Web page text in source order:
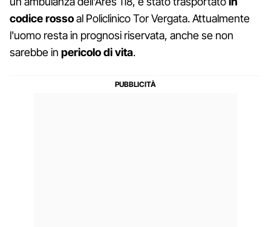
codice rossoal Policlinico Tor Vergata. Attualmente
l'uomo resta in prognosi riservata, anche se non
sarebbe in pericolo di vita.